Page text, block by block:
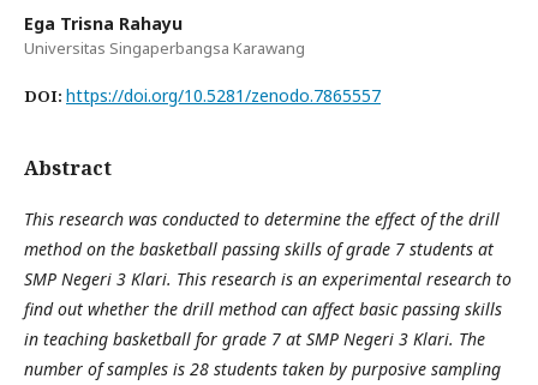
Ega Trisna Rahayu
Universitas Singaperbangsa Karawang
DOI: https://doi.org/10.5281/zenodo.7865557
Abstract
This research was conducted to determine the effect of the drill
method on the basketball passing skills of grade 7 students at
SMP Negeri 3 Klari. This research is an experimental research to
find out whether the drill method can affect basic passing skills
in teaching basketball for grade 7 at SMP Negeri 3 Klari. The
number of samples is 28 students taken by purposive sampling